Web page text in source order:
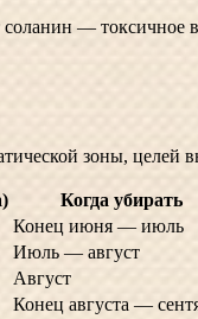
—
зоны,
Когда убирать
Конец июня — июль
Июль — август
Август
Конец августа —